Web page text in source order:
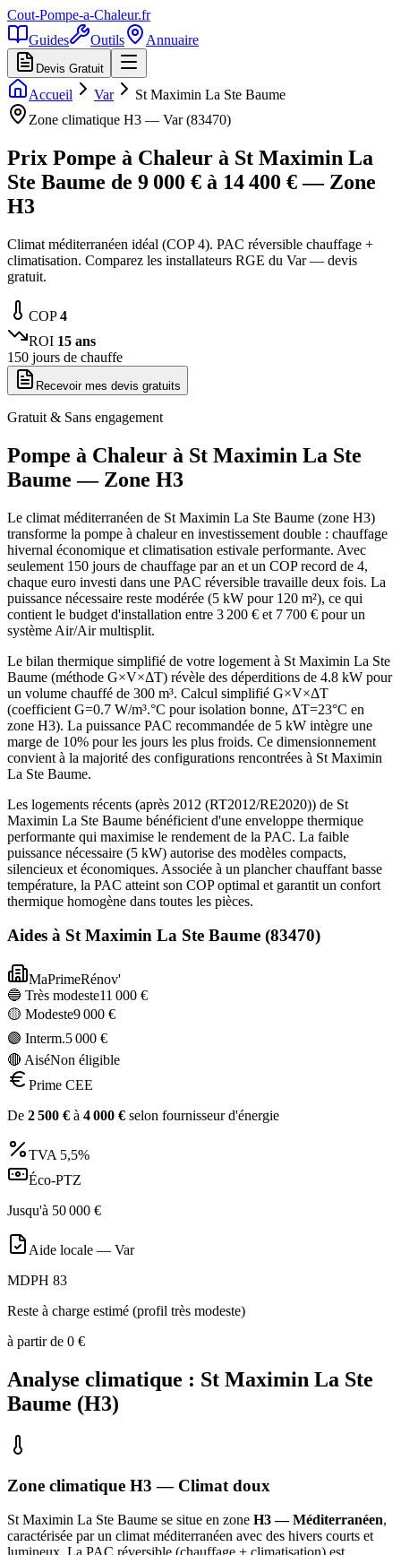
Cout-Pompe-a-Chaleur.fr
Guides
Outils Annuaire
Devis Gratuit
Accueil Var
St Maximin La Ste Baume
Zone climatique H3 — Var(83470)
Prix Pompe à Chaleur à St Maximin La
Ste Baume de 9 000 € à 14 400 € — Zone
H3
Climat méditerranéen idéal (COP 4). PAC réversible chauffage +
climatisation. Comparez les installateurs RGE du Var — devis
gratuit.
COP4
ROI 15 ans
150 jours de chauffe
Recevoir mes devis gratuits
Gratuit & Sans engagement
Pompe à Chaleur à St Maximin La Ste
Baume — Zone H3
Le climat méditerranéen de St Maximin La Ste Baume (zone H3)
transforme la pompe à chaleur en investissement double : chauffage
hivernal économique et climatisation estivale performante. Avec
seulement 150 jours de chauffage par an et un COP record de 4,
chaque euro investi dans une PAC réversible travaille deux fois. La
puissance nécessaire reste modérée (5 kW pour 120 m²), ce qui
contient le budget d'installation entre 3 200 € et 7 700 € pour un
système Air/Air multisplit.
Le bilan thermique simplifié de votre logement à St Maximin La Ste
Baume (méthode G×V×ΔT) révèle des déperditions de 4.8 kW pour
un volume chauffé de 300 m³. Calcul simplifié G×V×ΔT
(coefficient G=0.7 W/m³.°C pour isolation bonne, ΔT=23°C en
zone H3). La puissance PAC recommandée de 5 kW intègre une
marge de 10% pour les jours les plus froids. Ce dimensionnement
convient à la majorité des configurations rencontrées à St Maximin
La Ste Baume.
Les logements récents (après 2012 (RT2012/RE2020)) de St
Maximin La Ste Baume bénéficient d'une enveloppe thermique
performante qui maximise le rendement de la PAC. La faible
puissance nécessaire (5 kW) autorise des modèles compacts,
silencieux et économiques. Associée à un plancher chauffant basse
température, la PAC atteint son COP optimal et garantit un confort
thermique homogène dans toutes les pièces.
Aides à St Maximin La Ste Baume (83470)
MaPrimeRénov'
🔵 Très modeste11 000 €
🟡 Modeste9 000 €
🟣 Interm.5 000 €
🔴 AiséNon éligible
Prime CEE
De 2 500 € à 4 000 € selon fournisseur d'énergie
TVA 5,5%
Éco-PTZ
Jusqu'à 50 000 €
Aide locale — Var
MDPH 83
Reste à charge estimé (profil très modeste)
à partir de 0 €
Analyse climatique : St Maximin La Ste
Baume (H3)
Zone climatique H3 — Climat doux
St Maximin La Ste Baume se situe en zone H3 — Méditerranéen,
caractérisée par un climat méditerranéen avec des hivers courts et